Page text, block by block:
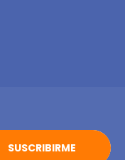
SUSCRIBIRME